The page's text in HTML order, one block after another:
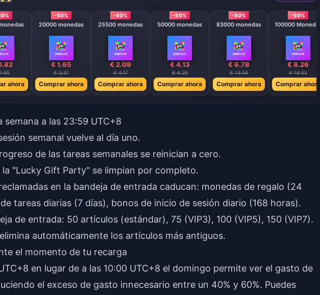
ahora
-50%
20000 monedas
€ 1.65
€ 3.31
Comprar ahora
-50%
25500 monedas
€ 2.09
€ 4.17
Comprar ahora
-50%
50000 monedas
€ 4.13
€ 8.26
Comprar ahora
-50%
83000 monedas
€ 6.78
€ 13.58
Comprar ahora
-50%
100000 Monedas
€ 8.26
€ 16.52
Comprar ahora
semana a las 23:59 UTC+8
semanal vuelve al día uno.
de las tareas semanales se reinician a cero.
la "Lucky Gift Party" se limpian por completo.
en la bandeja de entrada caducan: monedas de regalo (24
tareas diarias (7 días), bonos de inicio de sesión diario (168 horas).
de entrada: 50 artículos (estándar), 75 (VIP3), 100 (VIP5), 150 (VIP7).
automáticamente los artículos más antiguos.
el momento de tu recarga
en lugar de a las 10:00 UTC+8 el domingo permite ver el gasto de
el exceso de gasto innecesario entre un 40% y 60%. Puedes